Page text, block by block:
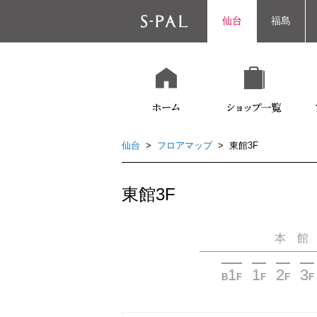
仙台 福島
仙台 > フロアマップ> 東館3F
東館3F
本 館
B1 F 1 F 2 F 3 F